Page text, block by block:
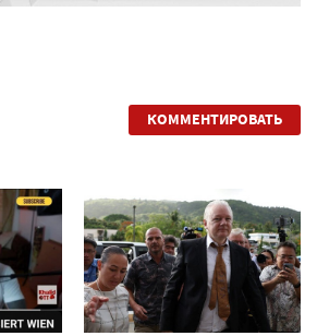
КОММЕНТИРОВАТЬ